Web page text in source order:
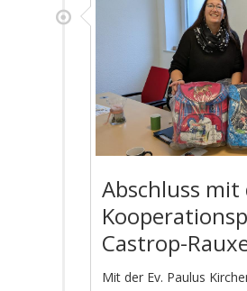
Abschluss
Castrop-
Mit der Ev. Paulus